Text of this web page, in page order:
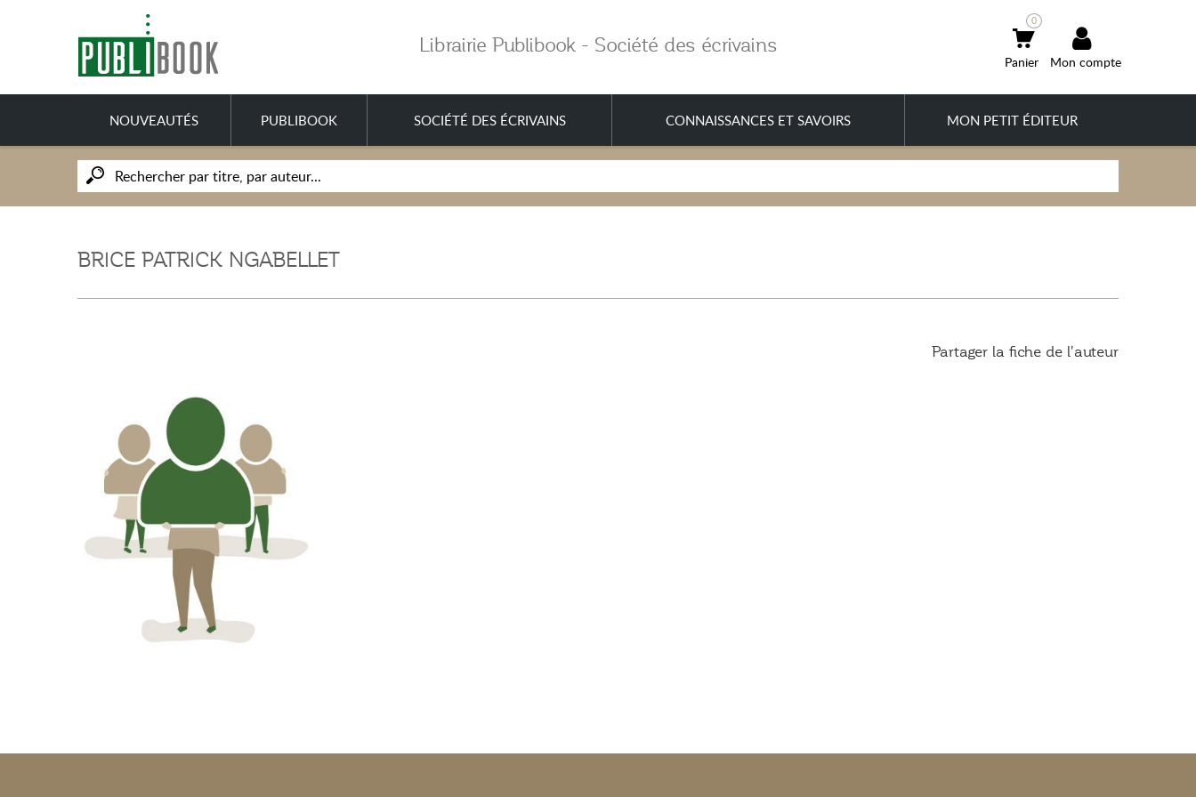
Librairie Publibook - Société des écrivains
Mon compte
0
NOUVEAUTÉS PUBLIBOOK SOCIÉTÉ DES ÉCRIVAINS CONNAISSANCES ET SAVOIRS MON PETIT ÉDITEUR
BRICE PATRICK NGABELLET
Partager la fiche de l'auteur